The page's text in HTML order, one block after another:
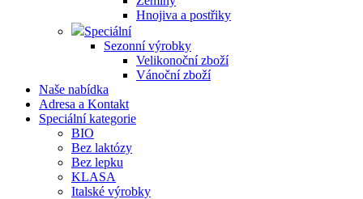
Hnojiva a postřiky
Speciální
Sezonní výrobky
Velikonoční zboží
Vánoční zboží
Naše nabídka
Adresa a Kontakt
Speciální kategorie
BIO
Bez laktózy
Bez lepku
KLASA
Italské výrobky